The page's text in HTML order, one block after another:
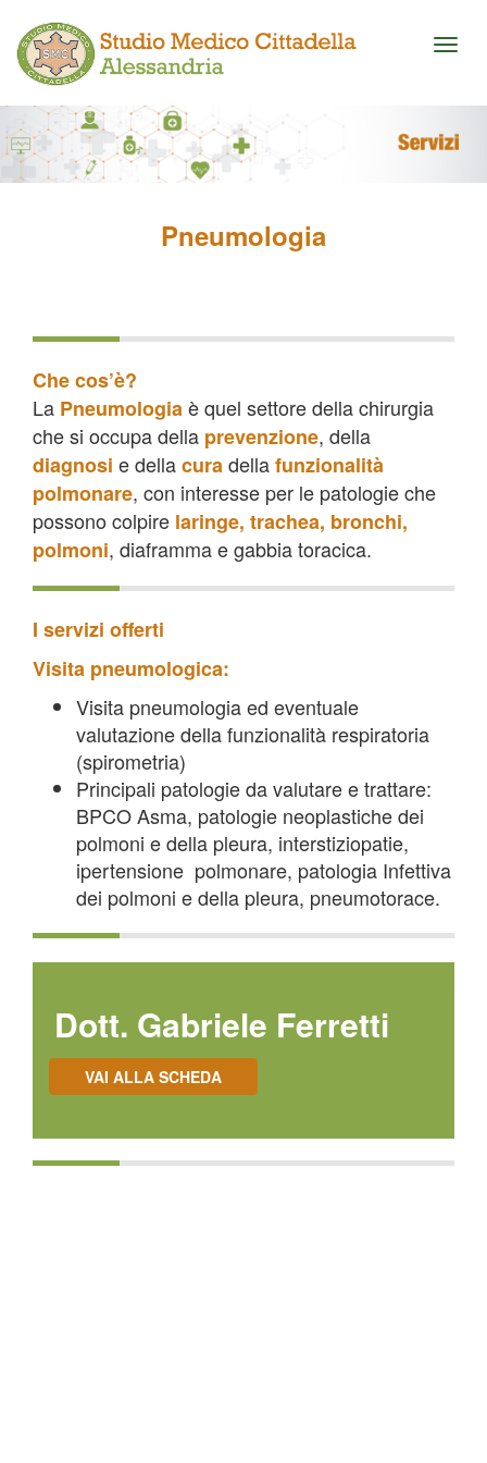
Pneumologia
Che cos’è?
La Pneumologiaè quel settore della chirurgia
che si occupa della prevenzione, della
diagnosi e dellacuradellafunzionalità
polmonare, con interesse per le patologie che
possono colpire laringe, trachea, bronchi,
polmoni, diaframma e gabbia toracica.
I servizi offerti
Visita pneumologica:
Visita pneumologia ed eventuale
valutazione della funzionalità respiratoria
(spirometria)
Principali patologie da valutare e trattare:
BPCO Asma, patologie neoplastiche dei
polmoni e della pleura, interstiziopatie,
ipertensione polmonare, patologia Infettiva
dei polmoni e della pleura, pneumotorace.
Dott. Gabriele Ferretti
VAI ALLA SCHEDA